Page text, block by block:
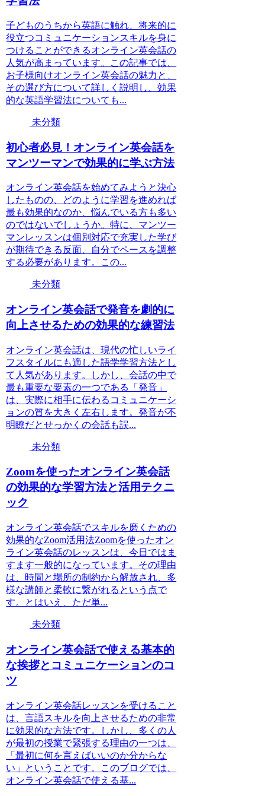
子どものうちから英語に触れ、将来的に
役立つコミュニケーションスキルを身に
つけることができるオンライン英会話の
人気が高まっています。この記事では、
お子様向けオンライン英会話の魅力と、
その選び方について詳しく説明し、効果
的な英語学習法についても...
未分類
初心者必見！オンライン英会話を
マンツーマンで効果的に学ぶ方法
オンライン英会話を始めてみようと決心
したものの、どのように学習を進めれば
最も効果的なのか、悩んでいる方も多い
のではないでしょうか。特に、マンツー
マンレッスンは個別対応で充実した学び
が期待できる反面、自分でペースを調整
する必要があります。この...
未分類
オンライン英会話で発音を劇的に
向上させるための効果的な練習法
オンライン英会話は、現代の忙しいライ
フスタイルにも適した語学学習方法とし
て人気があります。しかし、会話の中で
最も重要な要素の一つである「発音」
は、実際に相手に伝わるコミュニケーシ
ョンの質を大きく左右します。発音が不
明瞭だとせっかくの会話も誤...
未分類
Zoomを使ったオンライン英会話
の効果的な学習方法と活用テクニ
ック
オンライン英会話でスキルを磨くための
効果的なZoom活用法Zoomを使ったオン
ライン英会話のレッスンは、今日ではま
すます一般的になっています。その理由
は、時間と場所の制約から解放され、多
様な講師と柔軟に繋がれるという点で
す。とはいえ、ただ単...
未分類
オンライン英会話で使える基本的
な挨拶とコミュニケーションのコ
ツ
オンライン英会話レッスンを受けること
は、言語スキルを向上させるための非常
に効果的な方法です。しかし、多くの人
が最初の授業で緊張する理由の一つは、
「最初に何を言えばいいのか分からな
い」ということです。このブログでは、
オンライン英会話で使える基...